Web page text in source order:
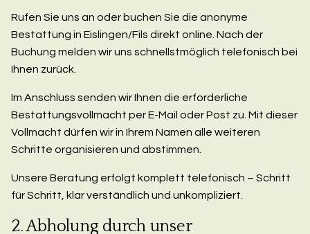
Rufen Sie uns an oder buchen Sie die anonyme
Bestattung in Eislingen/Fils direkt online. Nach der
Buchung melden wir uns schnellstmöglich telefonisch bei
Ihnen zurück.
Im Anschluss senden wir Ihnen die erforderliche
Bestattungsvollmacht per E-Mail oder Post zu. Mit dieser
Vollmacht dürfen wir in Ihrem Namen alle weiteren
Schritte organisieren und abstimmen.
Unsere Beratung erfolgt komplett telefonisch – Schritt
für Schritt, klar verständlich und unkompliziert.
2. Abholung durch unser